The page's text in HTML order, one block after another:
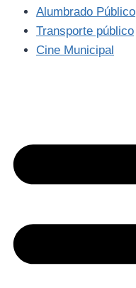
Alumbrado Público
Transporte público
Cine Municipal